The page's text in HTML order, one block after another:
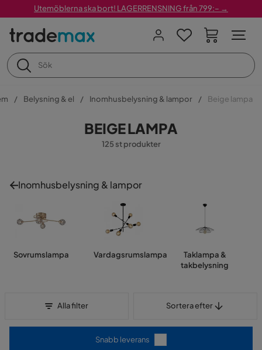
Utemöblerna ska bort! LAGERRENSNING från 799:– →
Belysning & el Inomhusbelysning & lampor Beige lampa
BEIGE LAMPA
125 st produkter
Inomhusbelysning & lampor
Sovrumslampa Vardagsrumslampa
Taklampa &
takbelysning
Alla filter Sortera efter
Snabb leverans